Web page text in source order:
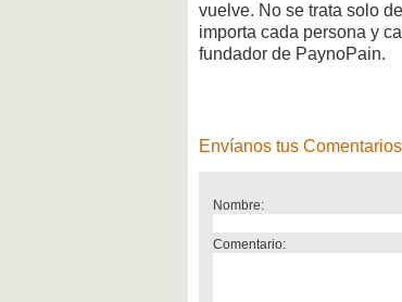
vuelve. No se trata solo
importa cada persona y
fundador de PaynoPain.
Envíanos tus Comentarios
Nombre:
Comentario: